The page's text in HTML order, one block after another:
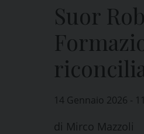
Suor
14 Gennaio 2026 -
di Mirco Mazzoli